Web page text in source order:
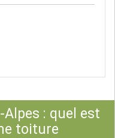
: quel est
toiture